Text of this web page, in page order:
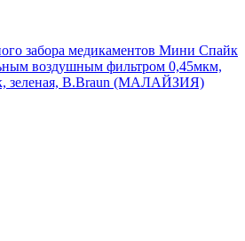
забора медикаментов Мини Спайк
воздушным фильтром 0,45мкм,
зеленая, B.Braun (МАЛАЙЗИЯ)